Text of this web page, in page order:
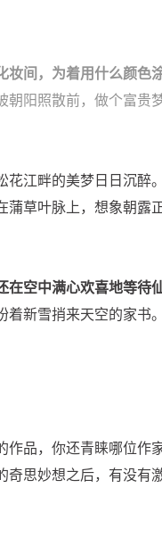
妆间，为着用什么颜色
朝阳照散前，做个富贵
花江畔的美梦日日沉醉
蒲草叶脉上，想象朝露
在空中满心欢喜地等待
着新雪捎来天空的家书
作品，你还青睐哪位作
奇思妙想之后，有没有